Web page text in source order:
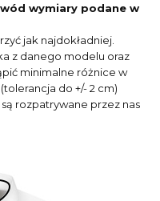
wymiary podane w
jak najdokładniej.
z danego modelu oraz
minimalne różnice w
do +/- 2 cm)
rozpatrywane przez nas